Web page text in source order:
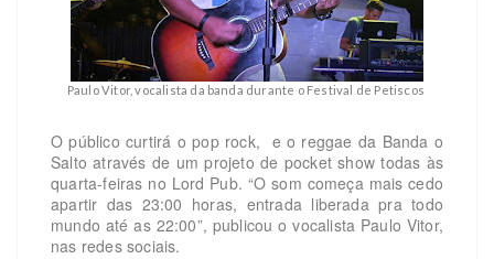
Paulo Vitor, vocalista da banda durante o Festival de Petiscos
O público curtirá o pop rock, e o reggae da Banda o
Salto através de um projeto de pocket show todas às
quarta-feiras no Lord Pub. “O som começa mais cedo
apartir das 23:00 horas, entrada liberada pra todo
mundo até as 22:00”, publicou o vocalista Paulo Vitor,
nas redes sociais.